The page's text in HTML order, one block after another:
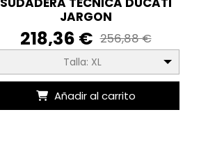
JARGON
256,88 €
218,36 €
Talla: XL
Añadir al carrito